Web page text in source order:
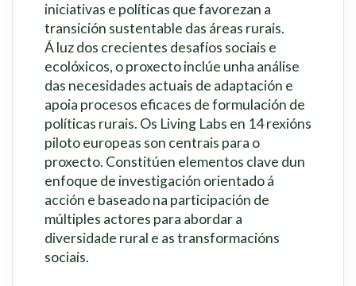
iniciativas e políticas que favorezan a
transición sustentable das áreas rurais.
Á luz dos crecientes desafíos sociais e
ecolóxicos, o proxecto inclúe unha análise
das necesidades actuais de adaptación e
apoia procesos eficaces de formulación de
políticas rurais. Os Living Labs en 14 rexións
piloto europeas son centrais para o
proxecto. Constitúen elementos clave dun
enfoque de investigación orientado á
acción e baseado na participación de
múltiples actores para abordar a
diversidade rural e as transformacións
sociais.